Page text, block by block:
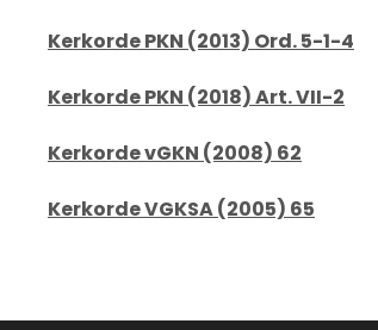
Kerkorde PKN (2013) Ord. 5-1-4
Kerkorde PKN (2018) Art. VII-2
Kerkorde vGKN (2008) 62
Kerkorde VGKSA (2005) 65